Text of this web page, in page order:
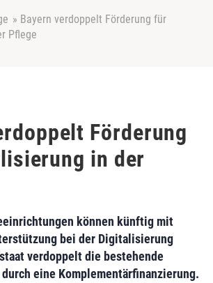
» Bayern verdoppelt Förderung für
Pflege
Förderung
in der
können künftig mit
bei der Digitalisierung
verdoppelt die bestehende
eine Komplementärfinanzierung.